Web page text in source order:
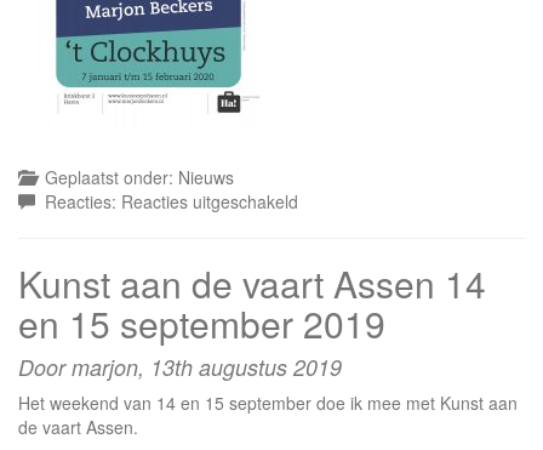
Geplaatst onder: Nieuws
Reacties: Reacties uitgeschakeld
Clockhuys
Haren
Januari/februari
2020
Kunst aan de vaart Assen 14
en 15 september 2019
Door marjon, 13th augustus 2019
Het weekend van 14 en 15 september doe ik mee met Kunst aan
de vaart Assen.